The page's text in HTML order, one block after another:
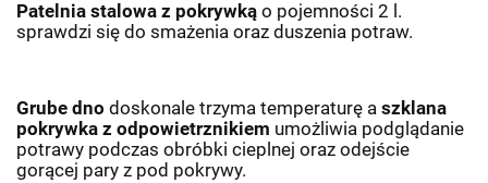
Patelnia stalowa z pokrywką o pojemności 2 l.
sprawdzi się do smażenia oraz duszenia potraw.
Grube dno doskonale trzyma temperaturę a szklana
pokrywka z odpowietrznikiem umożliwia podglądanie
potrawy podczas obróbki cieplnej oraz odejście
gorącej pary z pod pokrywy.